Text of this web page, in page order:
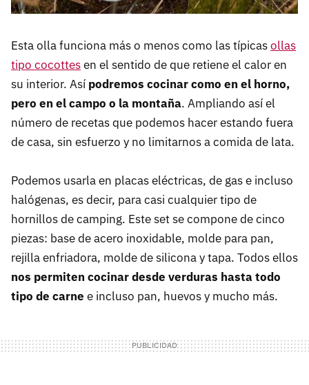
Esta olla funciona más o menos como las típicasollas
tipo cocottesen el sentido de que retiene el calor en
su interior. Así podremos cocinar como en el horno,
pero en el campo o la montaña. Ampliando así el
número de recetas que podemos hacer estando fuera
de casa, sin esfuerzo y no limitarnos a comida de lata.
Podemos usarla en placas eléctricas, de gas e incluso
halógenas, es decir, para casi cualquier tipo de
hornillos de camping. Este set se compone de cinco
piezas: base de acero inoxidable, molde para pan,
rejilla enfriadora, molde de silicona y tapa. Todos ellos
nos permiten cocinar desde verduras hasta todo
tipo de carne e incluso pan, huevos y mucho más.